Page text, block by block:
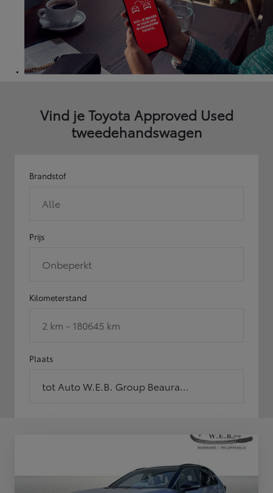
Vind je Toyota Approved Used
tweedehandswagen
Brandstof
Alle
Prijs
Onbeperkt
Kilometerstand
2 km - 180645 km
Plaats
tot Auto W.E.B. Group Beaura...